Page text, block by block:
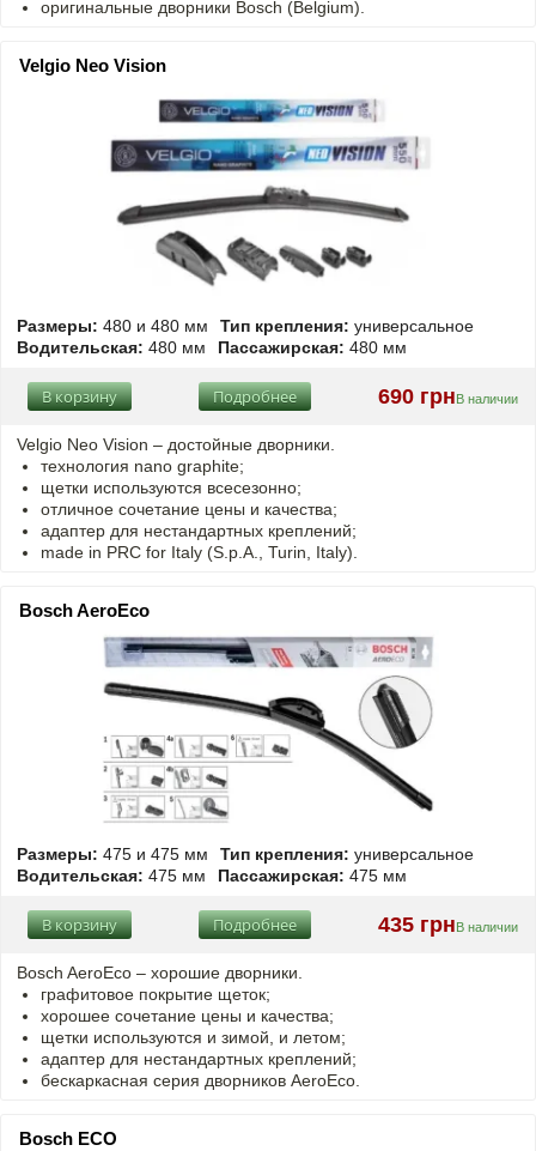
оригинальные дворники Bosch (Belgium).
Velgio Neo Vision
Размеры: 480 и 480 мм Тип крепления: универсальное
Водительская: 480 мм Пассажирская: 480 мм
690 грнВ наличии
Подробнее
В корзину
Velgio Neo Vision – достойные дворники.
технология nano graphite;
щетки используются всесезонно;
отличное сочетание цены и качества;
адаптер для нестандартных креплений;
made in PRC for Italy (S.p.A., Turin, Italy).
Bosch AeroEco
Размеры: 475 и 475 мм Тип крепления: универсальное
Водительская: 475 мм Пассажирская: 475 мм
435 грн В наличии
Подробнее
В корзину
Bosch AeroEco – хорошие дворники.
графитовое покрытие щеток;
хорошее сочетание цены и качества;
щетки используются и зимой, и летом;
адаптер для нестандартных креплений;
бескаркасная серия дворников AeroEco.
Bosch ECO